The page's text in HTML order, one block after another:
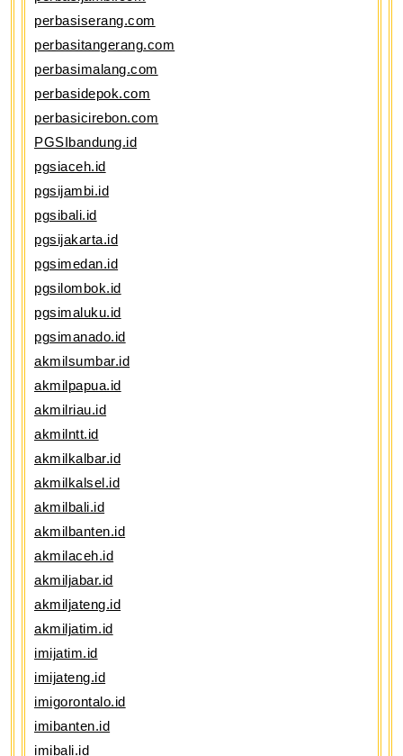
perbasiserang.com
perbasitangerang.com
perbasimalang.com
perbasidepok.com
perbasicirebon.com
PGSIbandung.id
pgsiaceh.id
pgsijambi.id
pgsibali.id
pgsijakarta.id
pgsimedan.id
pgsilombok.id
pgsimaluku.id
pgsimanado.id
akmilsumbar.id
akmilpapua.id
akmilriau.id
akmilntt.id
akmilkalbar.id
akmilkalsel.id
akmilbali.id
akmilbanten.id
akmilaceh.id
akmiljabar.id
akmiljateng.id
akmiljatim.id
imijatim.id
imijateng.id
imigorontalo.id
imibanten.id
imibali.id